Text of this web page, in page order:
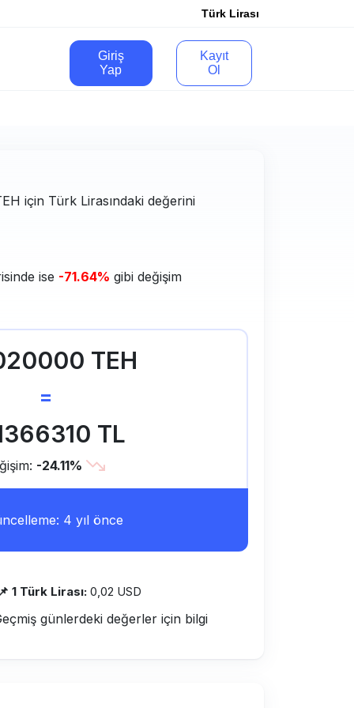
Türk Lirası
Giriş
Yap
Kayıt
Ol
için Türk Lirasındaki değerini
ise -71.64% gibi değişim
TEH
=
TL
-24.11%
4 yıl önce
1 Türk Lirası: 0,02 USD
günlerdeki değerler için bilgi